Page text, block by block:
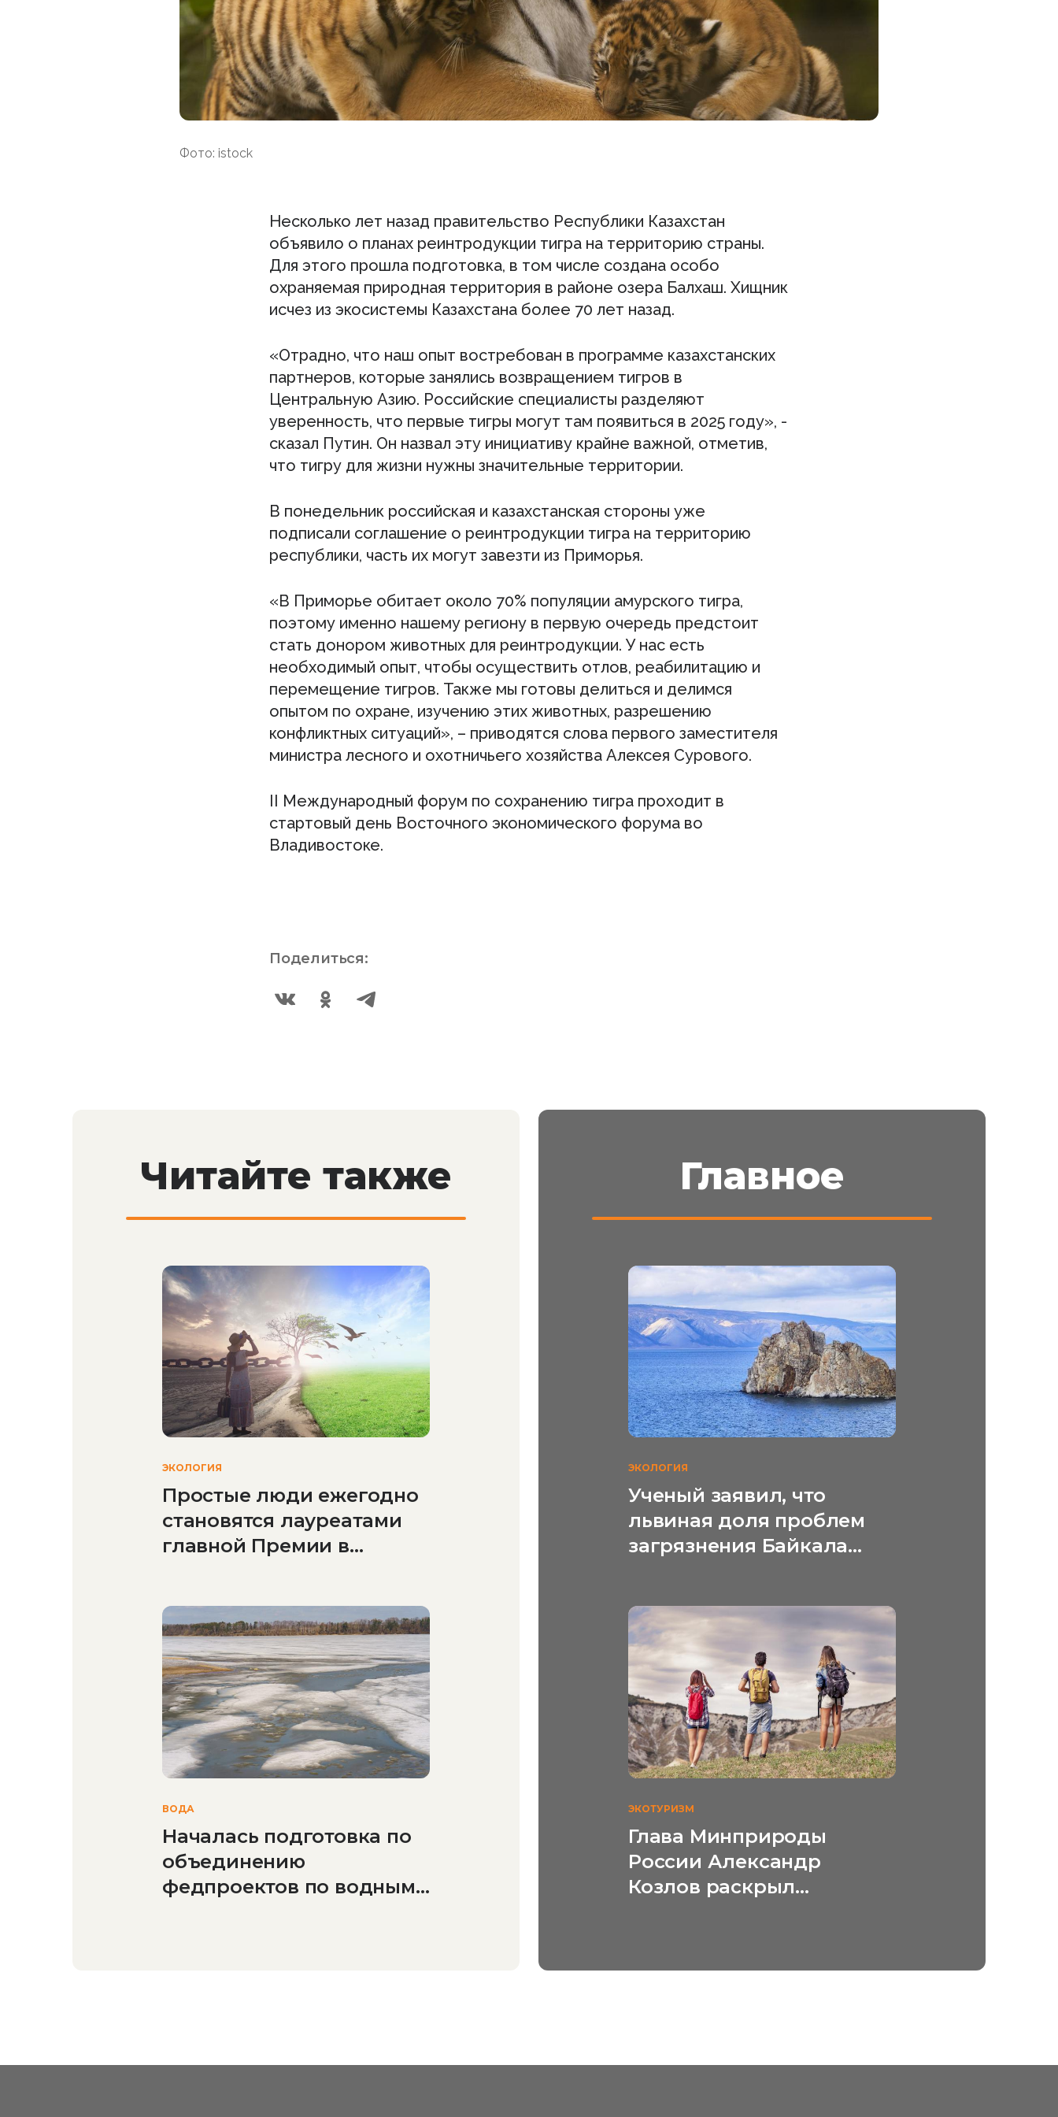
Фото: istock
Несколько лет назад правительство Республики Казахстан
объявило о планах реинтродукции тигра на территорию страны.
Для этого прошла подготовка, в том числе создана особо
охраняемая природная территория в районе озера Балхаш. Хищник
исчез из экосистемы Казахстана более 70 лет назад.
«Отрадно, что наш опыт востребован в программе казахстанских
партнеров, которые занялись возвращением тигров в
Центральную Азию. Российские специалисты разделяют
уверенность, что первые тигры могут там появиться в 2025 году», -
сказал Путин. Он назвал эту инициативу крайне важной, отметив,
что тигру для жизни нужны значительные территории.
В понедельник российская и казахстанская стороны уже
подписали соглашение о реинтродукции тигра на территорию
республики, часть их могут завезти из Приморья.
«В Приморье обитает около 70% популяции амурского тигра,
поэтому именно нашему региону в первую очередь предстоит
стать донором животных для реинтродукции. У нас есть
необходимый опыт, чтобы осуществить отлов, реабилитацию и
перемещение тигров. Также мы готовы делиться и делимся
опытом по охране, изучению этих животных, разрешению
конфликтных ситуаций», – приводятся слова первого заместителя
министра лесного и охотничьего хозяйства Алексея Сурового.
II Международный форум по сохранению тигра проходит в
стартовый день Восточного экономического форума во
Владивостоке.
Поделиться:
Читайте также
ЭКОЛОГИЯ
Простые люди ежегодно
становятся лауреатами
главной Премии в
ВОДА
Началась подготовка по
объединению
федпроектов по водным
Главное
ЭКОЛОГИЯ
Ученый заявил, что
львиная доля проблем
загрязнения Байкала
ЭКОТУРИЗМ
Глава Минприроды
России Александр
Козлов раскрыл